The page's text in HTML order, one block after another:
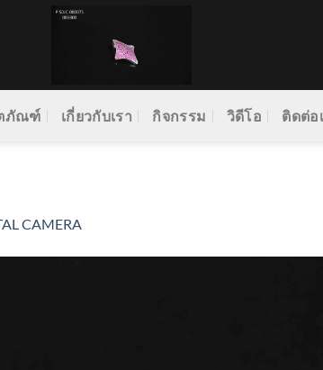
ภัณฑ์ เกี่ยวกับเรา กิจกรรม วิดีโอ ติดต่อ
CAMERA